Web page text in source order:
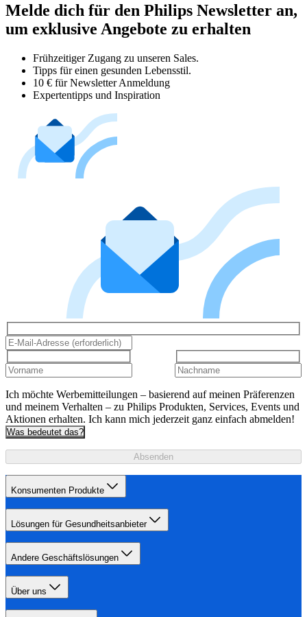
Melde dich für den Philips Newsletter an,
um exklusive Angebote zu erhalten
Frühzeitiger Zugang zu unseren Sales.
Tipps für einen gesunden Lebensstil.
10 € für Newsletter Anmeldung
Expertentipps und Inspiration
Ich möchte Werbemitteilungen – basierend auf meinen Präferenzen
und meinem Verhalten – zu Philips Produkten, Services, Events und
Aktionen erhalten. Ich kann mich jederzeit ganz einfach abmelden!
Was bedeutet das?
Absenden
Konsumenten Produkte
Lösungen für Gesundheitsanbieter
Andere Geschäftslösungen
Über uns